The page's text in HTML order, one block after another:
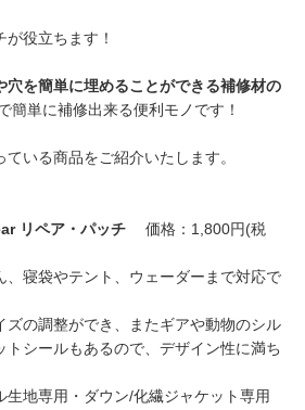
役立ちます！
穴を簡単に埋めることができる補修材の
簡単に補修出来る便利モノです！
いる商品をご紹介いたします。
リペア・パッチ 価格：1,800円(税
、寝袋やテント、ウェーダーまで対応で
ズの調整ができ、またギアや動物のシル
トシールもあるので、デザイン性に満ち
生地専用・ダウン/化繊ジャケット専用